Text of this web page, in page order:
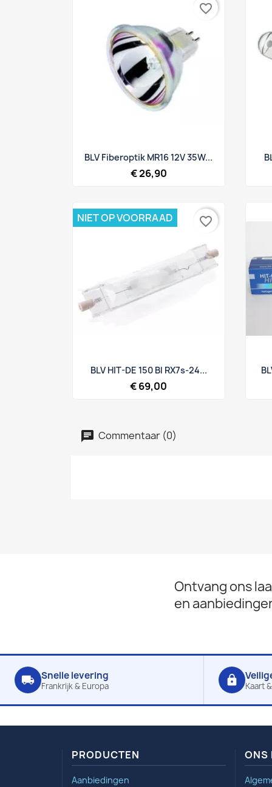
Snel bekijken
BLV Fiberoptik MR16 12V 35W...
€ 26,90
favorite_border
Snel bekijken
BLV HIT-DE 150 Bl RX7s-24...
€ 69,00
NIET OP VOORRAAD favorite_border
Commentaar (0)
Ontvang ons
en
local_shipping Snelle levering
Frankrijk & Europa lock Kaart
PRODUCTEN
Aanbiedingen
ONS